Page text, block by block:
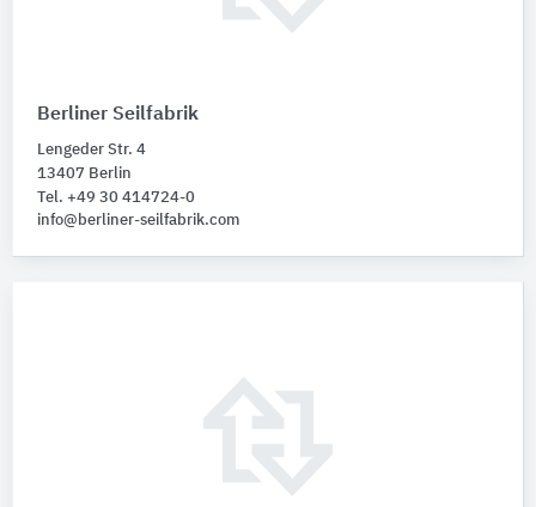
Berliner Seilfabrik
Lengeder Str. 4
13407 Berlin
Tel. +49 30 414724-0
info@berliner-seilfabrik.com